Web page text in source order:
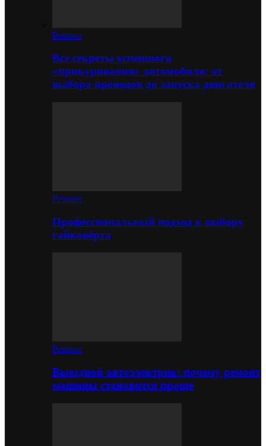
Ремонт
Все секреты успешного
«прикуривания» автомобиля: от
выбора проводов до запуска двигателя
Ремонт
Профессиональный подход к выбору
гайковёрта
Ремонт
Выездной автоэлектрик: почему ремонт
машины становится проще